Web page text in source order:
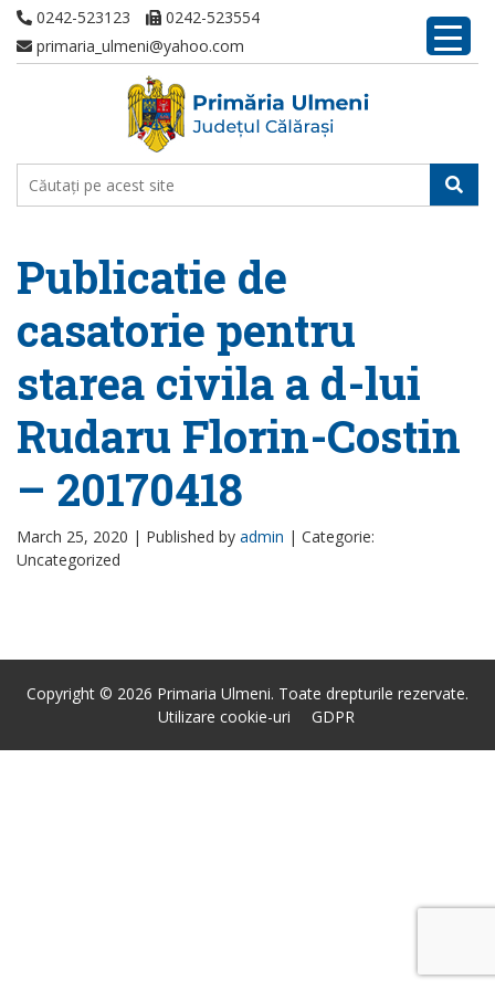
0242-523123
0242-523554
primaria_ulmeni@yahoo.com
Publicatie de
casatorie pentru
starea civila a d-lui
Rudaru Florin-Costin
– 20170418
March 25, 2020 | Published by admin | Categorie:
Uncategorized
Copyright © 2026 Primaria Ulmeni. Toate drepturile rezervate.
Utilizare cookie-uri
GDPR